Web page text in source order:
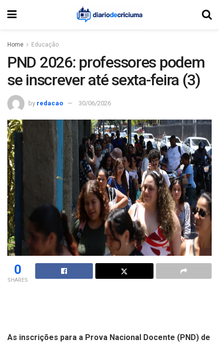
Home Educação
PND 2026: professores podem
se inscrever até sexta-feira (3)
by redacao 30/06/2026
0
SHARES
As inscrições para a Prova Nacional Docente (PND) de